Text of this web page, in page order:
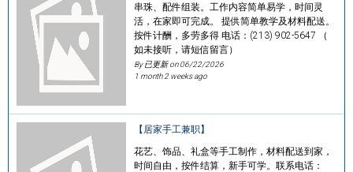
串珠、配件组装。工作内容简单易学，时间灵
活，在家即可完成。 提供简单教学及材料配送。
按件计酬，多劳多得 电话：(213) 902-5647 （
如未接听，请短信留言）
By 已更新 on06/22/2026
1 month 2 weeks ago
【居家手工兼职】
花艺、饰品、礼盒等手工制作，材料配送到家，
时间自由，按件结算，新手可学。联系电话：